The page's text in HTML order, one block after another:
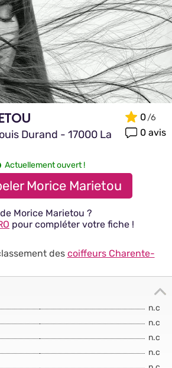
Durand - 17000 La
0
0 avis
Actuellement ouvert !
Morice Marietou
Morice Marietou ?
pour compléter votre fiche !
des coiffeurs Charente-
n.c
n.c
n.c
n.c